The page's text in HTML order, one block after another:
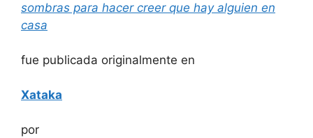
sombras para hacer creer que hay alguien en
casa
fue publicada originalmente en
Xataka
por